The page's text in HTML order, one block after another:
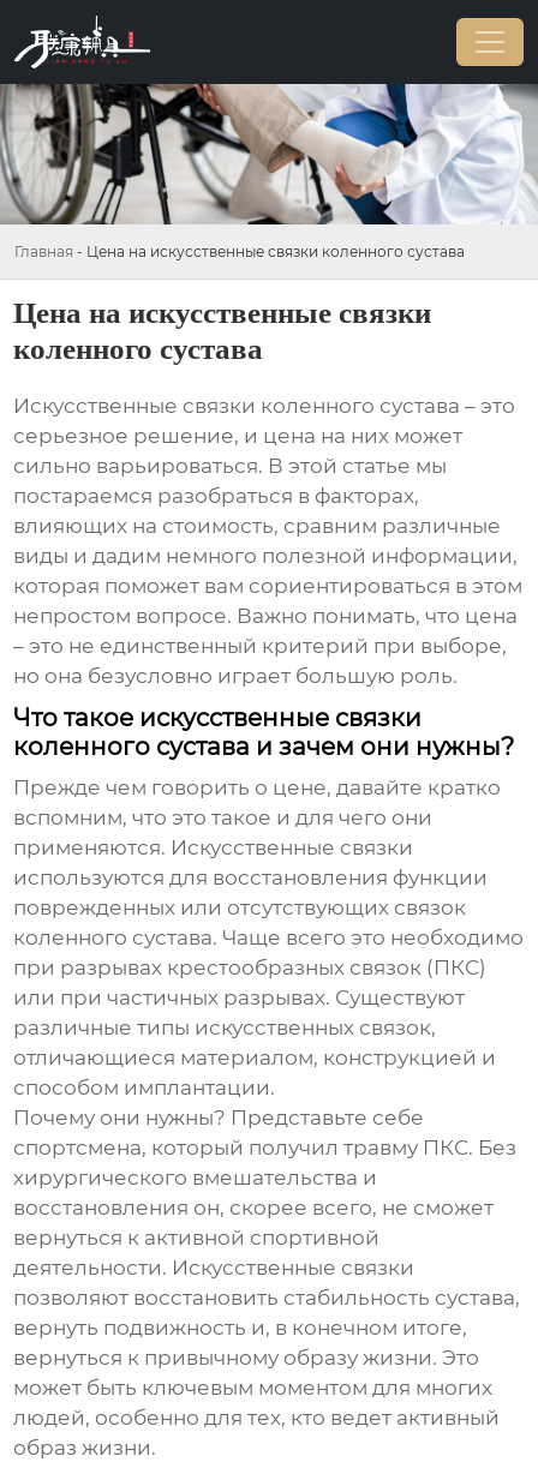
Главная - Цена на искусственные связки коленного сустава
Цена на искусственные связки
коленного сустава
Искусственные связки коленного сустава – это
серьезное решение, и цена на них может
сильно варьироваться. В этой статье мы
постараемся разобраться в факторах,
влияющих на стоимость, сравним различные
виды и дадим немного полезной информации,
которая поможет вам сориентироваться в этом
непростом вопросе. Важно понимать, что цена
– это не единственный критерий при выборе,
но она безусловно играет большую роль.
Что такое искусственные связки
коленного сустава и зачем они нужны?
Прежде чем говорить о цене, давайте кратко
вспомним, что это такое и для чего они
применяются. Искусственные связки
используются для восстановления функции
поврежденных или отсутствующих связок
коленного сустава. Чаще всего это необходимо
при разрывах крестообразных связок (ПКС)
или при частичных разрывах. Существуют
различные типы искусственных связок,
отличающиеся материалом, конструкцией и
способом имплантации.
Почему они нужны? Представьте себе
спортсмена, который получил травму ПКС. Без
хирургического вмешательства и
восстановления он, скорее всего, не сможет
вернуться к активной спортивной
деятельности. Искусственные связки
позволяют восстановить стабильность сустава,
вернуть подвижность и, в конечном итоге,
вернуться к привычному образу жизни. Это
может быть ключевым моментом для многих
людей, особенно для тех, кто ведет активный
образ жизни.